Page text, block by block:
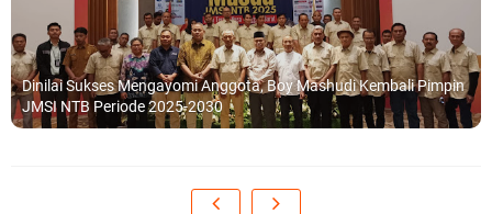
Dinilai Sukses Mengayomi Anggota, Boy Mashudi Kembali Pimpin
JMSI NTB Periode 2025-2030